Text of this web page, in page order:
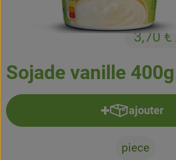
C'est nous
Pour vous
Sojade vanille 400g
3,70 €
ajouter
Ajouter le
piece